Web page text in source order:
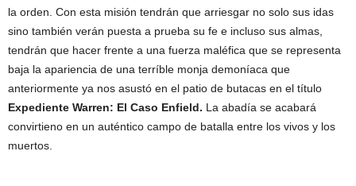
la orden. Con esta misión tendrán que arriesgar no solo sus idas
sino también verán puesta a prueba su fe e incluso sus almas,
tendrán que hacer frente a una fuerza maléfica que se representa
baja la apariencia de una terríble monja demoníaca que
anteriormente ya nos asustó en el patio de butacas en el título
Expediente Warren: El Caso Enfield. La abadía se acabará
convirtieno en un auténtico campo de batalla entre los vivos y los
muertos.